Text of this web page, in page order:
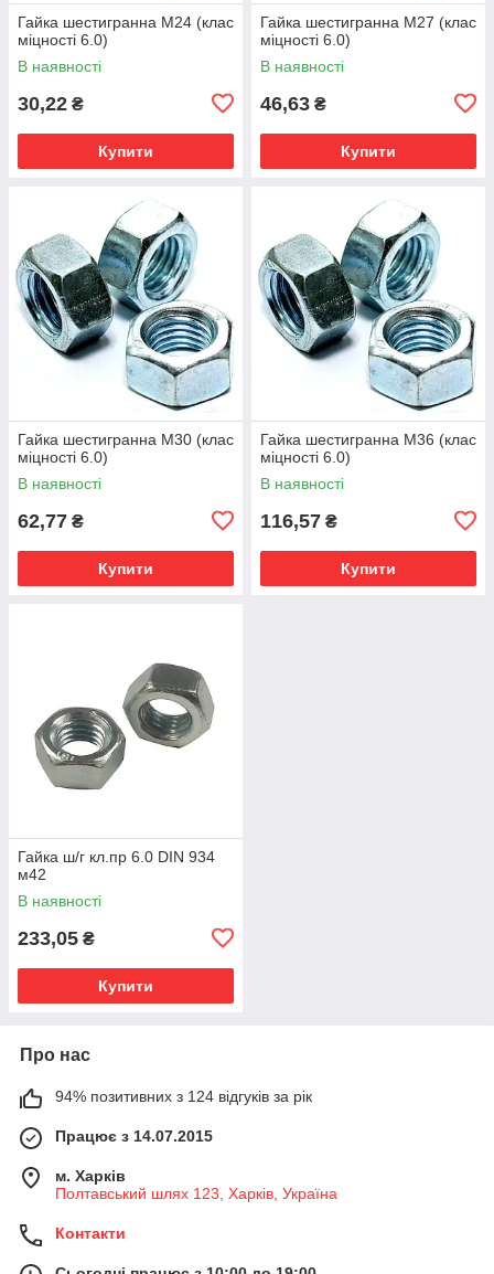
Гайка шестигранна М24 (клас
міцності 6.0)
В наявності
30,22 ₴
Купити
Гайка шестигранна М27 (клас
міцності 6.0)
В наявності
46,63 ₴
Купити
Гайка шестигранна М30 (клас
міцності 6.0)
В наявності
62,77 ₴
Купити
Гайка шестигранна М36 (клас
міцності 6.0)
В наявності
116,57 ₴
Купити
Гайка ш/г кл.пр 6.0 DIN 934
м42
В наявності
233,05 ₴
Купити
Про нас
94% позитивних з 124 відгуків за рік
Працює з 14.07.2015
м. Харків
Полтавський шлях 123, Харків, Україна
Контакти